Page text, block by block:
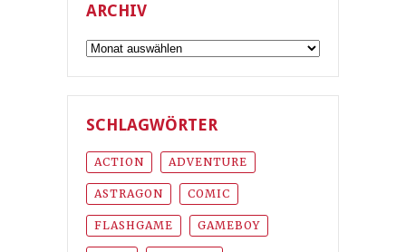
ARCHIV
Archiv
SCHLAGWÖRTER
ACTION ADVENTURE
ASTRAGON COMIC
FLASHGAME GAMEBOY